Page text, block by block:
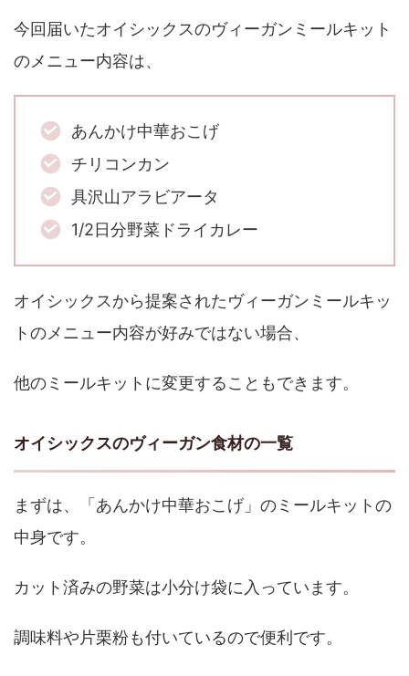
今回届いたオイシックスのヴィーガンミールキット
のメニュー内容は、
あんかけ中華おこげ
チリコンカン
具沢山アラビアータ
1/2日分野菜ドライカレー
オイシックスから提案されたヴィーガンミールキッ
トのメニュー内容が好みではない場合、
他のミールキットに変更することもできます。
オイシックスのヴィーガン食材の一覧
まずは、「あんかけ中華おこげ」のミールキットの
中身です。
カット済みの野菜は小分け袋に入っています。
調味料や片栗粉も付いているので便利です。